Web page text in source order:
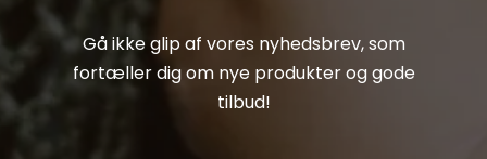
Gå ikke glip af vores nyhedsbrev, som
fortæller dig om nye produkter og gode
tilbud!